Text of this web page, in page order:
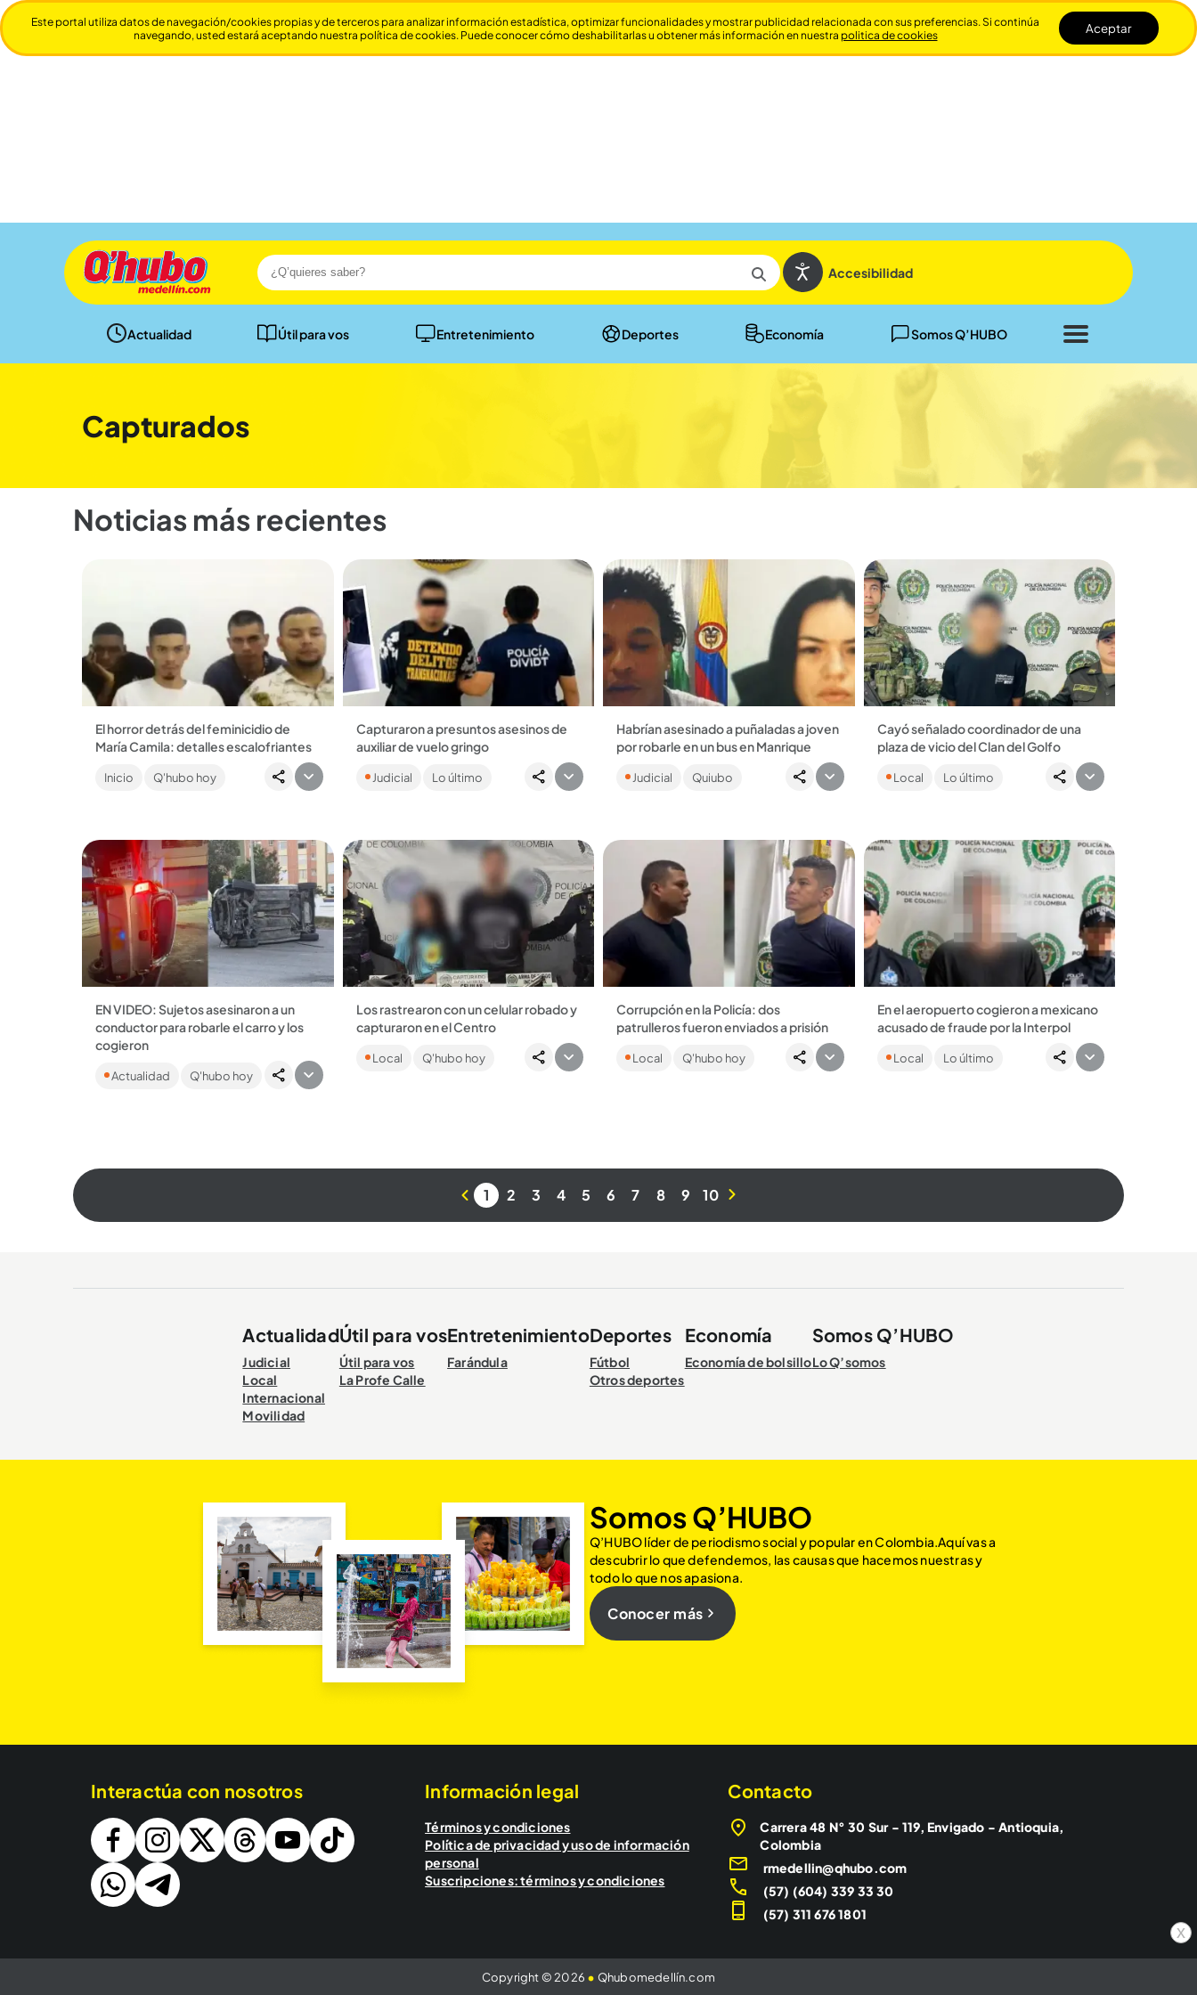
x
Accesibilidad
Actualidad Útil para vos Entretenimiento Deportes Economía Somos Q’HUBO
Cerrar
Capturados
Noticias más recientes
El horror detrás del feminicidio de
María Camila: detalles escalofriantes
estaban adelantando conversaciones
Inicio Q'hubo hoy
Capturaron a presuntos asesinos de
auxiliar de vuelo gringo
Los hoy capturados habrían engañado
al hombre de 32 años a través de una
Judicial Lo último
Habrían asesinado a puñaladas a joven
por robarle en un bus en Manrique
apuñalado 17 veces a la víctima de 26
Judicial Quiubo
Cayó señalado coordinador de una
plaza de vicio del Clan del Golfo
aprehendido un joven de 17 años.
Local Lo último
EN VIDEO: Sujetos asesinaron a un
conductor para robarle el carro y los
cogieron
presuntos delincuentes se volcaron y
Actualidad Q'hubo hoy
Los rastrearon con un celular robado y
capturaron en el Centro
Las víctimas informaron que uno de los
equipos tenía activado el
Local Q'hubo hoy
Corrupción en la Policía: dos
patrulleros fueron enviados a prisión
Los uniformados se habrían quedado
con un dinero y dos armas traumáticas
Local Q'hubo hoy
En el aeropuerto cogieron a mexicano
acusado de fraude por la Interpol
El hombre era buscado por la Interpol
acusado de liderar una red de
Local Lo último
1 2 3 4 5 6 7 8 9 10
Actualidad
Judicial
Local
Internacional
Movilidad
Útil para vos
Útil para vos
La Profe Calle
Entretenimiento
Farándula
Deportes
Fútbol
Otros deportes
Economía
Economía de bolsillo
Somos Q’HUBO
Lo Q’somos
Somos Q’HUBO
Q’HUBO líder de periodismo social y popular en Colombia.Aquí vas a
descubrir lo que defendemos, las causas que hacemos nuestras y
todo lo que nos apasiona.
Conocer más
Interactúa con nosotros Información legal
Términos y condiciones
Política de privacidad y uso de información
personal
Suscripciones: términos y condiciones
Contacto
Carrera 48 N° 30 Sur - 119, Envigado - Antioquia,
Colombia
rmedellin@qhubo.com
(57) (604) 339 33 30
(57) 311 676 1801
Copyright © 2026 • Qhubomedellín.com
Este portal utiliza datos de navegación/cookies propias y de terceros para analizar información estadística, optimizar funcionalidades y mostrar publicidad relacionada con sus preferencias. Si continúa
navegando, usted estará aceptando nuestra política de cookies. Puede conocer cómo deshabilitarlas u obtener más información en nuestra politica de cookies Aceptar